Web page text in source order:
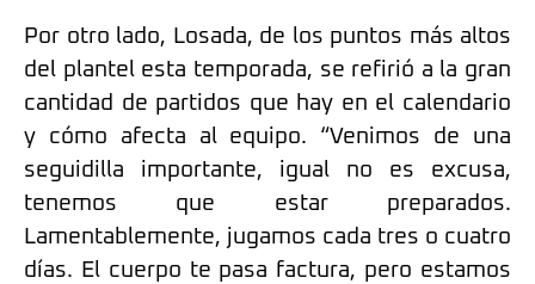
Por otro lado, Losada, de los puntos más altos
del plantel esta temporada, se refirió a la gran
cantidad de partidos que hay en el calendario
y cómo afecta al equipo. “Venimos de una
seguidilla importante, igual no es excusa,
tenemos que estar preparados.
Lamentablemente, jugamos cada tres o cuatro
días. El cuerpo te pasa factura, pero estamos